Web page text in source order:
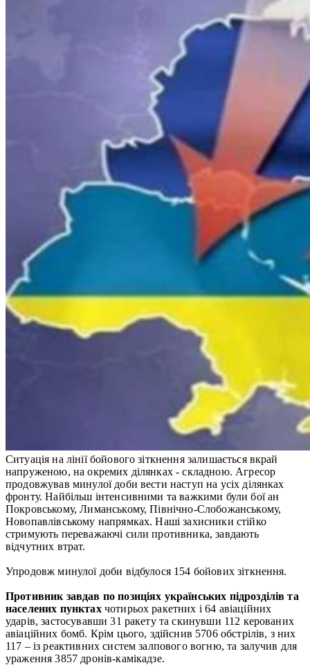
Ситуація на лінії бойового зіткнення залишається вкрай
напруженою, на окремих ділянках - складною. Агресор
продовжував минулої доби вести наступ на усіх ділянках
фронту. Найбільш інтенсивними та важкими були бої ан
Покровському, Лиманському, Північно-Слобожанському,
Новопавлівському напрямках. Наші захисники стійко
стримують переважаючі сили противника, завдають
відчутних втрат.
Упродовж минулої доби відбулося 154 бойових зіткнення.
Противник завдав по позиціях українських підрозділів та
населених пунктахчотирьох ракетних і 64 авіаційних
ударів, застосувавши 31 ракету та скинувши 112 керованих
авіаційних бомб. Крім цього, здійснив 5706 обстрілів, з них
117 – із реактивних систем залпового вогню, та залучив для
ураження 3857 дронів-камікадзе.